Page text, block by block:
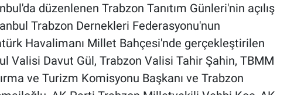
düzenlenen Trabzon Tanıtım Günleri'nin açılış
Trabzon Dernekleri Federasyonu'nun
Havalimanı Millet Bahçesi'nde gerçekleştirilen
Valisi Davut Gül, Trabzon Valisi Tahir Şahin, TBMM
ve Turizm Komisyonu Başkanı ve Trabzon